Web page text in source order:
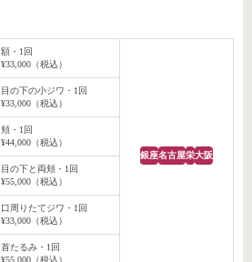
額・1回
¥33,000（税込）
銀座名古屋栄大阪
目の下の小ジワ・1回
¥33,000（税込）
頬・1回
¥44,000（税込）
目の下と両頬・1回
¥55,000（税込）
口周りたてジワ・1回
¥33,000（税込）
首たるみ・1回